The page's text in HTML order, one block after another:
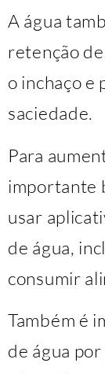
A água
retenção
o inchaço e
saciedade.
Para
importante
usar
de água,
consumir
Também é
de água